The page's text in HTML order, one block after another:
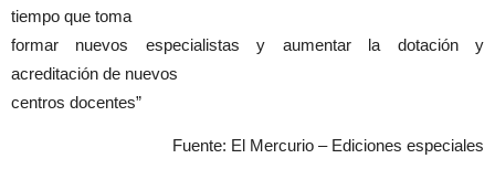
tiempo que toma
formar nuevos especialistas y aumentar la dotación y
acreditación de nuevos
centros docentes”
Fuente: El Mercurio – Ediciones especiales